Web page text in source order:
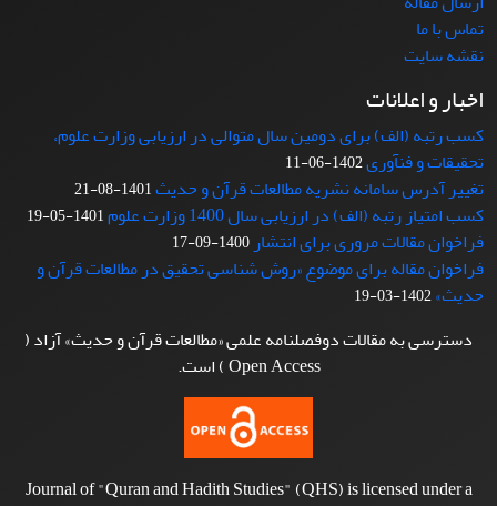
تماس با ما
نقشه سایت
اخبار و اعلانات
کسب رتبه (الف) برای دومین سال متوالی در ارزیابی وزارت علوم،
تحقیقات و فنآوری1402-06-11
تغییر آدرس سامانه نشریه مطالعات قرآن و حدیث1401-08-21
کسب امتیاز رتبه (الف) در ارزیابی سال 1400 وزارت علوم 1401-05-19
فراخوان مقالات مروری برای انتشار 1400-09-17
فراخوان مقاله برای موضوع «روش شناسی تحقیق در مطالعات قرآن و
حدیث»1402-03-19
دسترسی به مقالات دوفصلنامه علمی «مطالعات قرآن و حدیث» آزاد (
Open Access ) است.
Journal of "Quran and Hadith Studies" (QHS) is licensed under a